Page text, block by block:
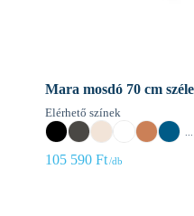
Mara mosdó 70 cm
Elérhető színek
105 590 Ft